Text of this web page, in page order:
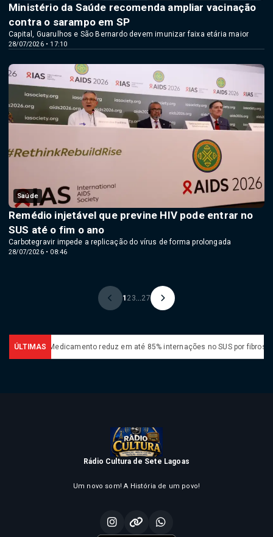
28/07/2026 • 17:10
Ministério da Saúde recomenda ampliar vacinação
contra o sarampo em SP
Capital, Guarulhos e São Bernardo devem imunizar faixa etária maior
Saúde
28/07/2026 • 08:46
Remédio injetável que previne HIV pode entrar no
SUS até o fim o ano
Carbotegravir impede a replicação do vírus de forma prolongada
1 2 3 27
ÚLTIMAS
Medicamento reduz em até 85% internações no SUS por fibrose cística
Rádio Cultura de Sete Lagoas
Um novo som! A História de um povo!